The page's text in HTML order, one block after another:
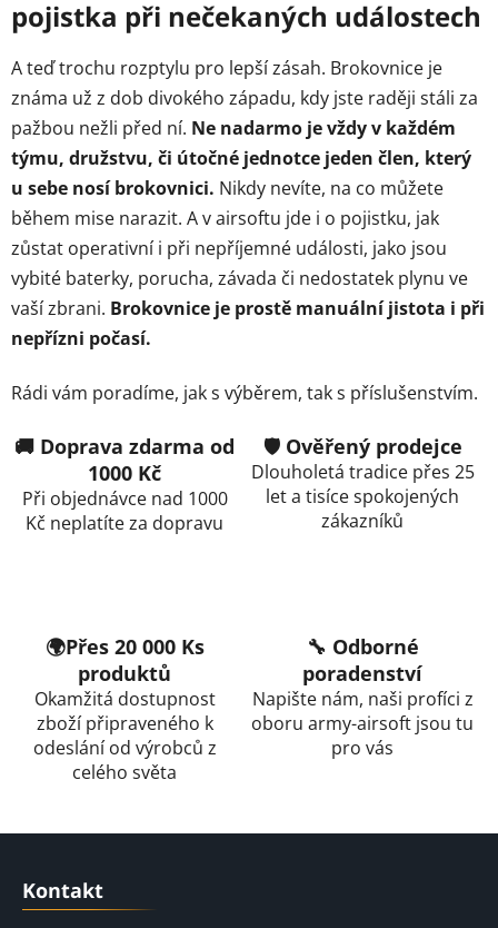
d
a
c
í
p
r
v
k
y
v
ý
p
i
pojistka při nečekaných událostech
A teď trochu rozptylu pro lepší zásah. Brokovnice je
známa už z dob divokého západu, kdy jste raději stáli za
pažbou nežli před ní. Ne nadarmo je vždy v každém
týmu, družstvu, či útočné jednotce jeden člen, který
u sebe nosí brokovnici. Nikdy nevíte, na co můžete
během mise narazit. A v airsoftu jde i o pojistku, jak
zůstat operativní i při nepříjemné události, jako jsou
vybité baterky, porucha, závada či nedostatek plynu ve
vaší zbrani. Brokovnice je prostě manuální jistota i při
nepřízni počasí.
Rádi vám poradíme, jak s výběrem, tak s příslušenstvím.
🚚 Doprava zdarma od
1000 Kč
Při objednávce nad 1000
Kč neplatíte za dopravu
🛡️ Ověřený prodejce
Dlouholetá tradice přes 25
let a tisíce spokojených
zákazníků
🌍Přes 20 000 Ks
produktů
Okamžitá dostupnost
zboží připraveného k
odeslání od výrobců z
celého světa
🔧 Odborné
poradenství
Napište nám, naši profíci z
oboru army-airsoft jsou tu
pro vás
Z
Kontakt